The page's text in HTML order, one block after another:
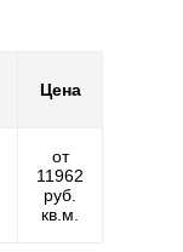
Цена
от
11962
руб.
кв.м.